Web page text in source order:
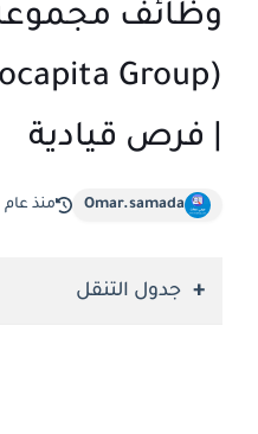
وظائف مجموعة
| فرص قيادية
Omar.samada منذ عام
جدول التنقل